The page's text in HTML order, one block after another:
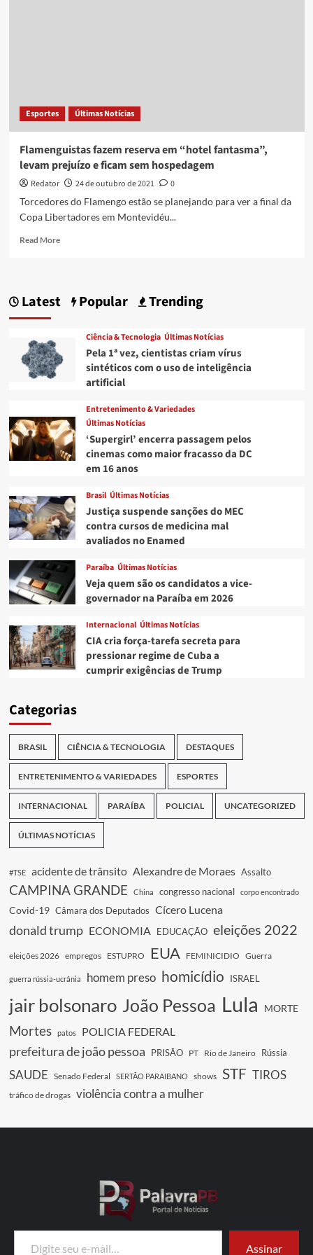
Esportes Últimas Notícias
Flamenguistas fazem reserva em “hotel fantasma”,
levam prejuízo e ficam sem hospedagem
Redator 24 de outubro de 2021
0
Torcedores do Flamengo estão se planejando para ver a final da
Copa Libertadores em Montevidéu...
Read MoreRead
reserva
levam
prejuízo
hospedagem
Latest Popular Trending
Ciência & Tecnologia Últimas Notícias
Pela 1ª vez, cientistas criam vírus
sintéticos com o uso de inteligência
artificial
Entretenimento & Variedades
Últimas Notícias
‘Supergirl’ encerra passagem pelos
cinemas como maior fracasso da DC
em 16 anos
Brasil Últimas Notícias
Justiça suspende sanções do MEC
contra cursos de medicina mal
avaliados no Enamed
Paraíba Últimas Notícias
Veja quem são os candidatos a vice-
governador na Paraíba em 2026
Internacional Últimas Notícias
CIA cria força-tarefa secreta para
pressionar regime de Cuba a
cumprir exigências de Trump
Categorias
BRASIL CIÊNCIA & TECNOLOGIA DESTAQUES
ENTRETENIMENTO & VARIEDADES ESPORTES
INTERNACIONAL PARAÍBA POLICIAL UNCATEGORIZED
ÚLTIMAS NOTÍCIAS
#TSE acidente de trânsito Alexandre de Moraes Assalto
CAMPINA GRANDE China congresso nacional corpo encontrado
Covid-19 Câmara dos Deputados Cícero Lucena
donald trump ECONOMIA EDUCAÇÃO eleições 2022
eleições 2026 empregos ESTUPRO EUA FEMINICIDIO Guerra
guerra rússia-ucrânia homem preso homicídio ISRAEL
jair bolsonaro João Pessoa Lula MORTE
Mortes patos POLICIA FEDERAL
prefeitura de joão pessoa PRISÃO PT Rio de Janeiro Rússia
SAUDE Senado Federal SERTÃO PARAIBANO shows STF TIROS
tráfico de drogas violência contra a mulher
Digite seu e-mail…
Assinar